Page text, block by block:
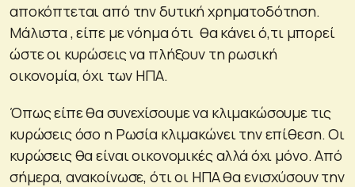
αποκόπτεται από την δυτική χρηματοδότηση.
Μάλιστα , είπε με νόημα ότι θα κάνει ό,τι μπορεί
ώστε οι κυρώσεις να πλήξουν τη ρωσική
οικονομία, όχι των ΗΠΑ.
Όπως είπε θα συνεχίσουμε να κλιμακώσουμε τις
κυρώσεις όσο η Ρωσία κλιμακώνει την επίθεση. Οι
κυρώσεις θα είναι οικονομικές αλλά όχι μόνο. Από
σήμερα, ανακοίνωσε, ότι οι ΗΠΑ θα ενισχύσουν την